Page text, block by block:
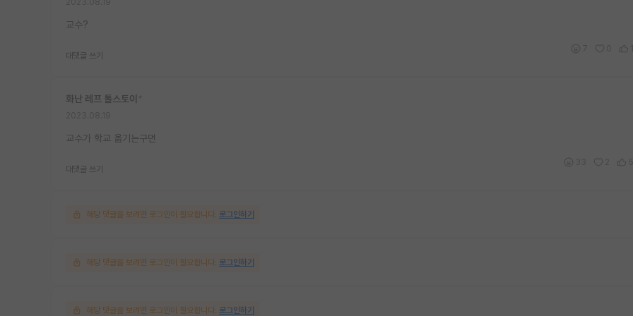
교수?
대댓글 쓰기
화난 레프 톨스토이
교수가 학교 옮기는구먼
대댓글 쓰기
해당 댓글을 보려면 로그인이 필요합니다. 로그인하기
해당 댓글을 보려면 로그인이 필요합니다. 로그인하기
해당 댓글을 보려면 로그인이 필요합니다. 로그인하기